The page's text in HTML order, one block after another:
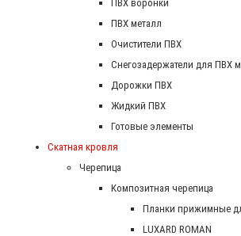
ПВХ воронки
ПВХ металл
Очистители ПВХ
Снегозадержатели для ПВХ
Дорожки ПВХ
Жидкий ПВХ
Готовые элементы
Скатная кровля
Черепица
Композитная черепица
Планки прижимные
LUXARD ROMAN